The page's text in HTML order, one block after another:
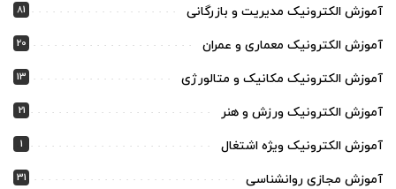
آموزش الکترونیک مدیریت و بازرگانی 81
آموزش الکترونیک معماری و عمران 20
آموزش الکترونیک مکانیک و متالورژی 13
آموزش الکترونیک ورزش و هنر 21
آموزش الکترونیک ویژه اشتغال 1
آموزش مجازی روانشناسی 31